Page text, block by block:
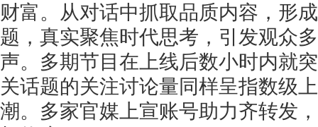
财富。从对话中抓取品质内容，形
题，真实聚焦时代思考，引发观众
声。多期节目在上线后数小时内就
关话题的关注讨论量同样呈指数级
潮。多家官媒上宣账号助力齐转发